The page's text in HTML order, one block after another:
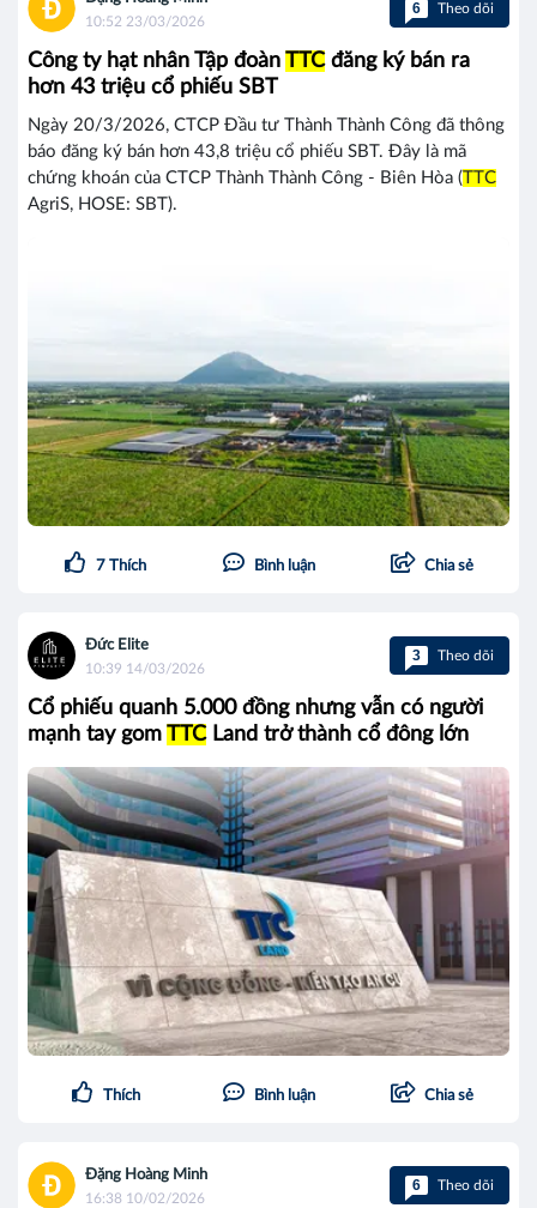
10:52 23/03/2026
6 Theo dõi
Công ty hạt nhân Tập đoàn TTCđăng ký bán ra
hơn 43 triệu cổ phiếu SBT
Ngày 20/3/2026, CTCP Đầu tư Thành Thành Công đã thông
báo đăng ký bán hơn 43,8 triệu cổ phiếu SBT. Đây là mã
chứng khoán của CTCP Thành Thành Công - Biên Hòa (TTC
AgriS, HOSE: SBT).
7 Thích Bình luận Chia sẻ
Đức Elite
10:39 14/03/2026
3 Theo dõi
Cổ phiếu quanh 5.000 đồng nhưng vẫn có người
mạnh tay gom TTCLand trở thành cổ đông lớn
Thích Bình luận Chia sẻ
Đặng Hoàng Minh
16:38 10/02/2026
6 Theo dõi